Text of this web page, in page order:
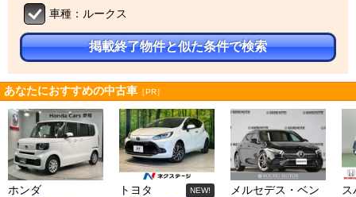
車種：ルークス
掲載終了物件と似た条件で検索
あなたにおすすめの中古車 ［PR］
ホンダ
トヨタ NEW!
メルセデス・ベン
ス